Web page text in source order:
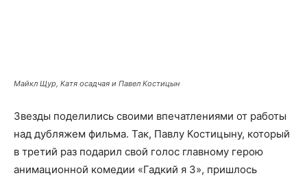
Майкл Щур, Катя осадчая и Павел Костицын
Звезды поделились своими впечатлениями от работы
над дубляжем фильма. Так, Павлу Костицыну, который
в третий раз подарил свой голос главному герою
анимационной комедии «Гадкий я 3», пришлось